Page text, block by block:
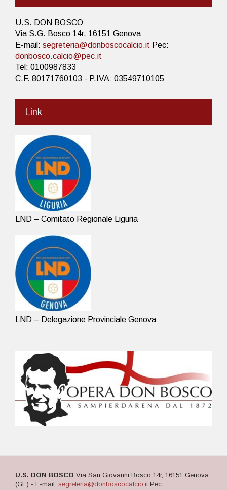
U.S. DON BOSCO
Via S.G. Bosco 14r, 16151 Genova
E-mail: segreteria@donboscocalcio.it Pec:
donbosco.calcio@pec.it
Tel: 0100987833
C.F. 80171760103 - P.IVA: 03549710105
Link
LND – Comitato Regionale Liguria
LND – Delegazione Provinciale Genova
U.S. DON BOSCO Via San Giovanni Bosco 14r, 16151 Genova
(GE) - E-mail: segreteria@donboscocalcio.itPec: